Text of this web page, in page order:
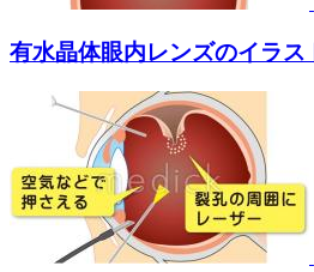
有水晶体眼内レンズのイラス